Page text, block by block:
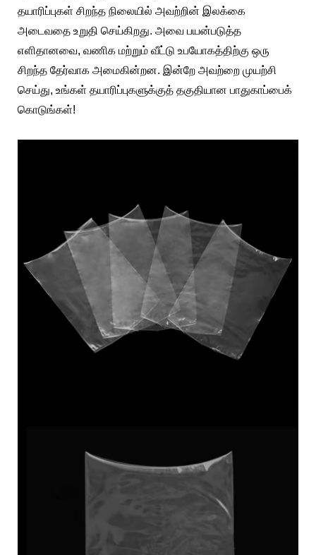
தயாரிப்புகள் சிறந்த நிலையில் அவற்றின் இலக்கை
அடைவதை உறுதி செய்கிறது. அவை பயன்படுத்த
எளிதானவை, வணிக மற்றும் வீட்டு உபயோகத்திற்கு ஒரு
சிறந்த தேர்வாக அமைகின்றன. இன்றே அவற்றை முயற்சி
செய்து, உங்கள் தயாரிப்புகளுக்குத் தகுதியான பாதுகாப்பைக்
கொடுங்கள்!